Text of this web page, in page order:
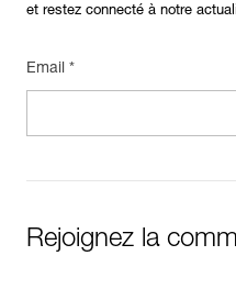
et restez connecté à notre
Email *
Rejoignez la